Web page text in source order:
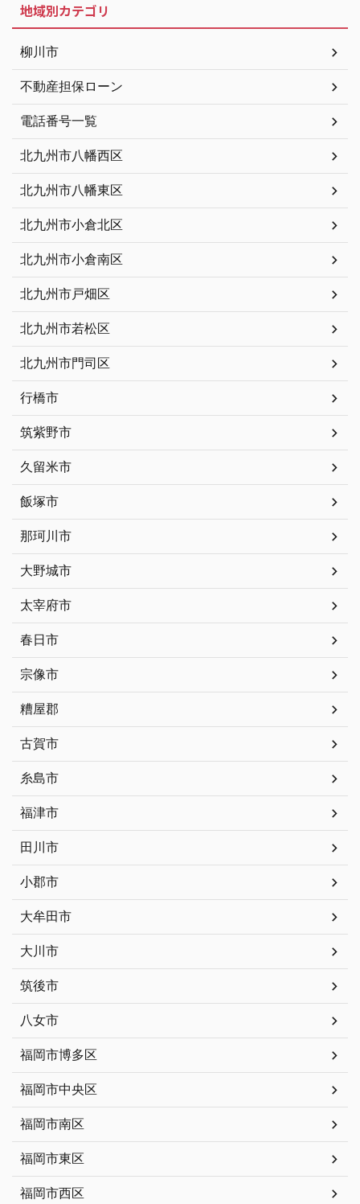
地域別カテゴリ
柳川市
不動産担保ローン
電話番号一覧
北九州市八幡西区
北九州市八幡東区
北九州市小倉北区
北九州市小倉南区
北九州市戸畑区
北九州市若松区
北九州市門司区
行橋市
筑紫野市
久留米市
飯塚市
那珂川市
大野城市
太宰府市
春日市
宗像市
糟屋郡
古賀市
糸島市
福津市
田川市
小郡市
大牟田市
大川市
筑後市
八女市
福岡市博多区
福岡市中央区
福岡市南区
福岡市東区
福岡市西区